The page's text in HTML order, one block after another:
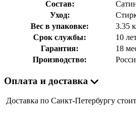
Состав:
Уход:
Вес в упаковке:
3.35
Срок службы:
10
Гарантия:
18
Производство:
Оплата и доставка
Доставка по Санкт-Петербургу